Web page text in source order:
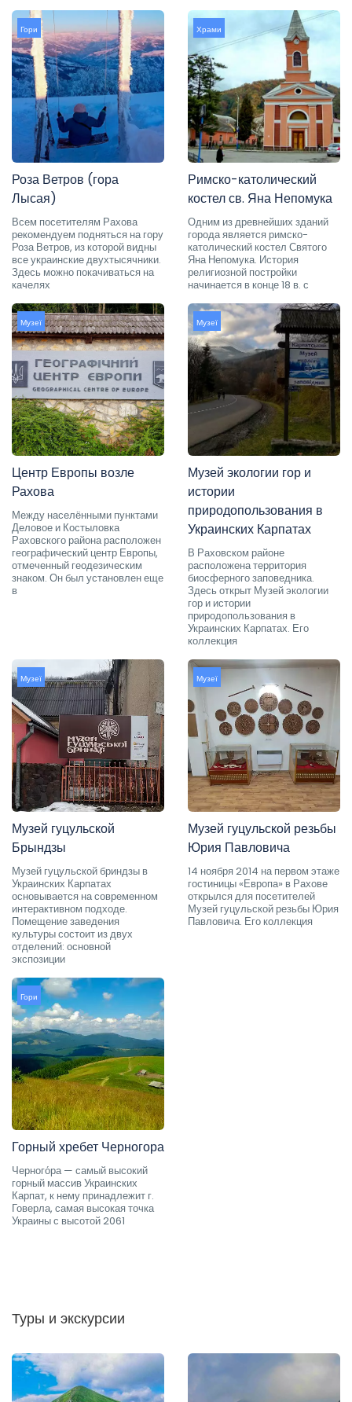
Гори
Роза Ветров (гора
Лысая)
Всем посетителям Рахова
рекомендуем подняться на гору
Роза Ветров, из которой видны
все украинские двухтысячники.
Здесь можно покачиваться на
качелях
Храми
Римско-католический
костел св. Яна Непомука
Одним из древнейших зданий
города является римско-
католический костел Святого
Яна Непомука. История
религиозной постройки
начинается в конце 18 в. с
Музеї
Центр Европы возле
Рахова
Между населёнными пунктами
Деловое и Костыловка
Раховского района расположен
географический центр Европы,
отмеченный геодезическим
знаком. Он был установлен еще
в
Музеї
Музей экологии гор и
истории
природопользования в
Украинских Карпатах
В Раховском районе
расположена территория
биосферного заповедника.
Здесь открыт Музей экологии
гор и истории
природопользования в
Украинских Карпатах. Его
коллекция
Музеї
Музей гуцульской
Брындзы
Музей гуцульской бриндзы в
Украинских Карпатах
основывается на современном
интерактивном подходе.
Помещение заведения
культуры состоит из двух
отделений: основной
экспозиции
Музеї
Музей гуцульской резьбы
Юрия Павловича
14 ноября 2014 на первом этаже
гостиницы «Европа» в Рахове
открылся для посетителей
Музей гуцульской резьбы Юрия
Павловича. Его коллекция
Гори
Горный хребет Черногора
Черного́ра — самый высокий
горный массив Украинских
Карпат, к нему принадлежит г.
Говерла, самая высокая точка
Украины с высотой 2061
Туры и экскурсии